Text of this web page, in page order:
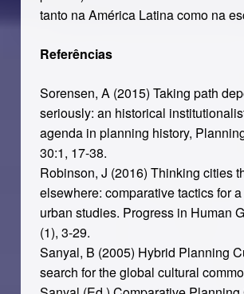
tanto na América Latina como na
Referências
Sorensen, A (2015) Taking path
seriously: an historical
agenda in planning history,
30:1, 17-38.
Robinson, J (2016) Thinking cities
elsewhere: comparative tactics for
urban studies. Progress in Human
(1), 3-29.
Sanyal, B (2005) Hybrid Planning
search for the global cultural